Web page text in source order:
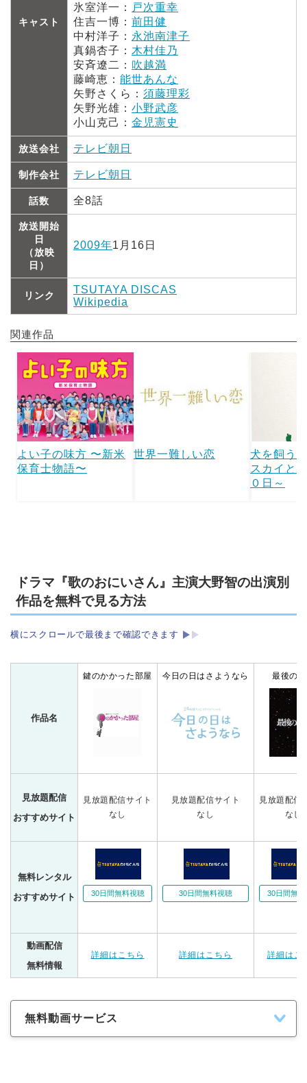
キャスト
氷室洋一：
戸次重幸
住吉一博： 前田健
中村洋子： 永池南津子
真鍋杏子： 木村佳乃
安斉遼二： 吹越満
藤崎恵： 能世あんな
矢野さくら： 須藤理彩
矢野光雄： 小野武彦
小山克己： 金児憲史
放送会社 テレビ朝日
制作会社 テレビ朝日
話数 全8話
放送開始
日
（放映
日）
2009年1月16日
リンク
TSUTAYA DISCAS
Wikipedia
関連作品
よい子の味方 〜新米
保育士物語〜
世界一難しい恋
犬を飼う
スカイと
０日～
ドラマ『歌のおにいさん』主演大野智の出演別
作品を無料で見る方法
横にスクロールで最後まで確認できます
作品名
鍵のかかった部屋 今日の日はさようなら 最後の
見放題配信
おすすめサイト
見放題配信サイト
なし
見放題配信サイト
なし
見放題配信
なし
無料レンタル
おすすめサイト
30日間無料視聴 30日間無料視聴 30日間無料
動画配信
無料情報
詳細はこちら 詳細はこちら 詳細はこ
無料動画サービス